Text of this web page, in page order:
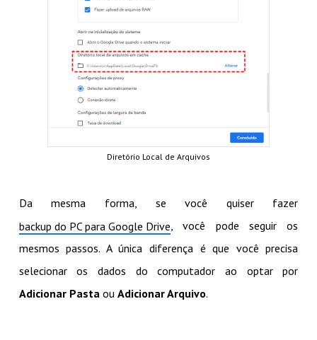
Diretório Local de Arquivos
Da mesma forma, se você quiser fazer
backup do PC para Google Drive, você pode seguir os
mesmos passos. A única diferença é que você precisa
selecionar os dados do computador ao optar por
Adicionar Pastaou Adicionar Arquivo.